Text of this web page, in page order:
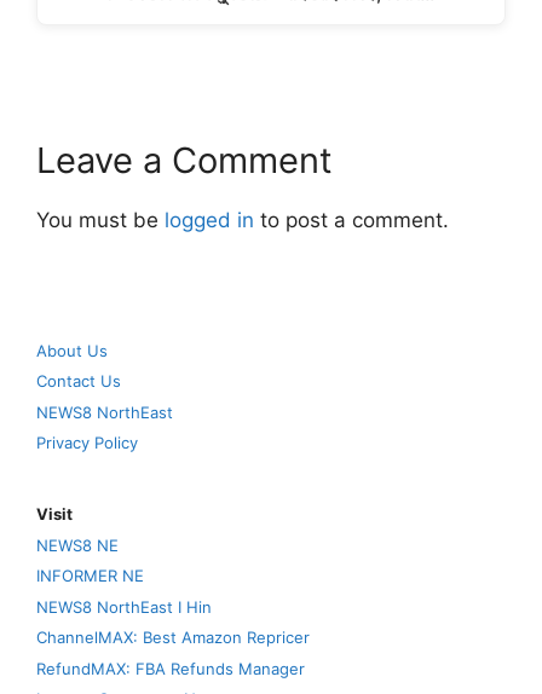
Leave a Comment
You must be logged in to post a comment.
About Us
Contact Us
NEWS8 NorthEast
Privacy Policy
Visit
NEWS8 NE
INFORMER NE
NEWS8 NorthEast I Hin
ChannelMAX: Best Amazon Repricer
RefundMAX: FBA Refunds Manager